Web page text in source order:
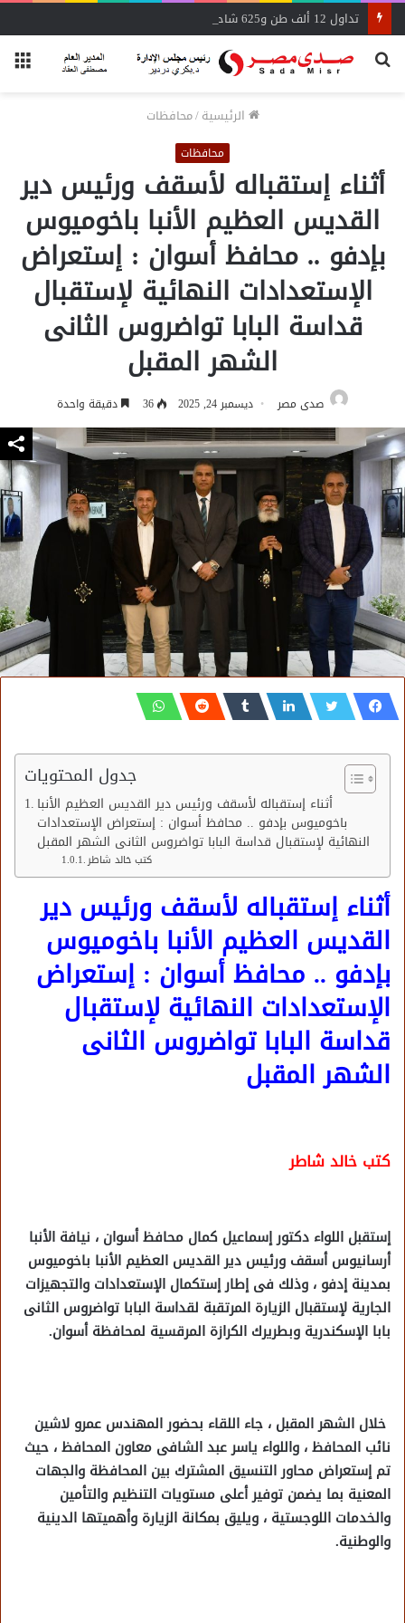
بحث
الرئيسية/محافظات
محافظات
أثناء إستقباله لأسقف ورئيس دير
القديس العظيم الأنبا باخوميوس
بإدفو .. محافظ أسوان : إستعراض
الإستعدادات النهائية لإستقبال
قداسة البابا تواضروس الثانى
الشهر المقبل
صدى مصر ديسمبر 24, 2025 36 دقيقة واحدة
جدول المحتويات
أثناء إستقباله لأسقف ورئيس دير القديس العظيم الأنبا
باخوميوس بإدفو .. محافظ أسوان : إستعراض الإستعدادات
النهائية لإستقبال قداسة البابا تواضروس الثانى الشهر المقبل
كتب خالد شاطر
أثناء إستقباله لأسقف ورئيس دير
القديس العظيم الأنبا باخوميوس
بإدفو .. محافظ أسوان : إستعراض
الإستعدادات النهائية لإستقبال
قداسة البابا تواضروس الثانى
الشهر المقبل
كتب خالد شاطر
إستقبل اللواء دكتور إسماعيل كمال محافظ أسوان ، نيافة الأنبا
أرسانيوس أسقف ورئيس دير القديس العظيم الأنبا باخوميوس
بمدينة إدفو ، وذلك فى إطار إستكمال الإستعدادات والتجهيزات
الجارية لإستقبال الزيارة المرتقبة لقداسة البابا تواضروس الثانى
بابا الإسكندرية وبطريرك الكرازة المرقسية لمحافظة أسوان.
خلال الشهر المقبل ، جاء اللقاء بحضور المهندس عمرو لاشين
نائب المحافظ ، واللواء ياسر عبد الشافى معاون المحافظ ، حيث
تم إستعراض محاور التنسيق المشترك بين المحافظة والجهات
المعنية بما يضمن توفير أعلى مستويات التنظيم والتأمين
والخدمات اللوجستية ، ويليق بمكانة الزيارة وأهميتها الدينية
والوطنية.